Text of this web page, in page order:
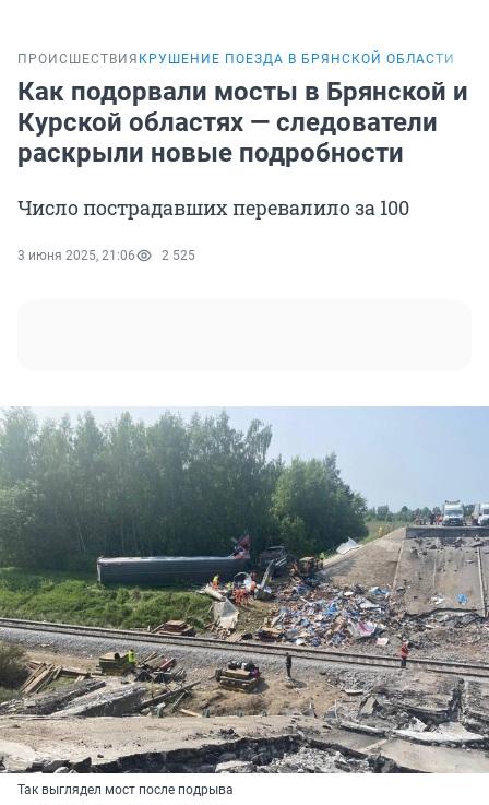
ПРОИСШЕСТВИЯ КРУШЕНИЕ ПОЕЗДА В БРЯНСКОЙ ОБЛАСТИ
Как подорвали мосты в Брянской и
Курской областях — следователи
раскрыли новые подробности
Число пострадавших перевалило за 100
3 июня 2025, 21:06 2 525
Так выглядел мост после подрыва